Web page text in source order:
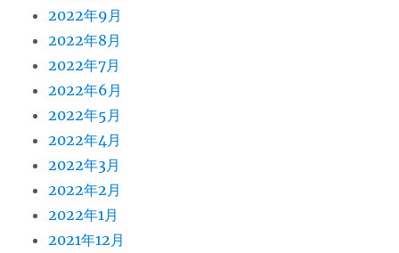
2022年9月
2022年8月
2022年7月
2022年6月
2022年5月
2022年4月
2022年3月
2022年2月
2022年1月
2021年12月